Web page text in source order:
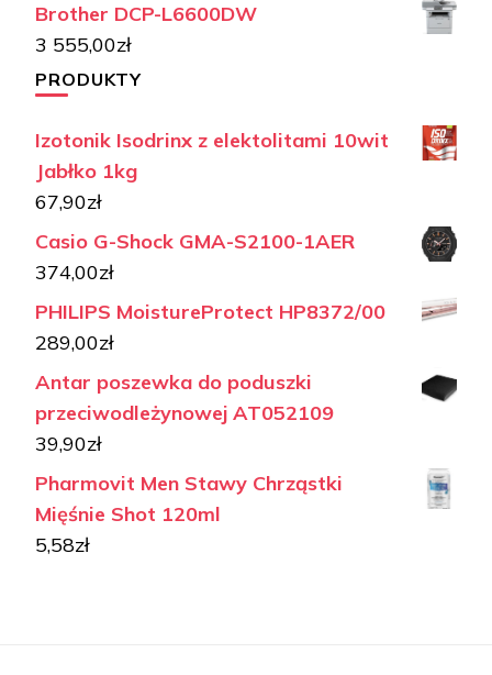
Brother DCP-L6600DW
3 555,00zł
PRODUKTY
Izotonik Isodrinx z elektolitami 10wit
Jabłko 1kg
67,90zł
Casio G-Shock GMA-S2100-1AER
374,00zł
PHILIPS MoistureProtect HP8372/00
289,00zł
Antar poszewka do poduszki
przeciwodleżynowej AT052109
39,90zł
Pharmovit Men Stawy Chrząstki
Mięśnie Shot 120ml
5,58zł